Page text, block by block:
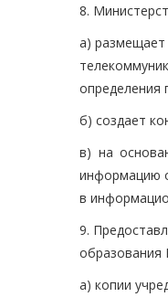
8.
а)
определения
б) создает
в) на
информацию
в
9.
образования
а) копии